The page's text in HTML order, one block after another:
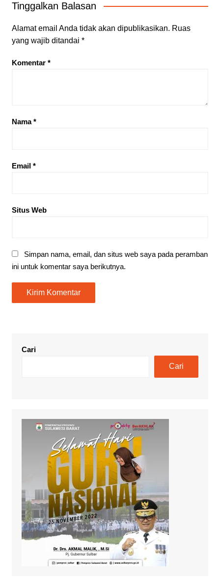
Tinggalkan Balasan
Alamat email Anda tidak akan dipublikasikan. Ruas
yang wajib ditandai *
Komentar *
Nama*
Email *
Situs Web
Simpan nama, email, dan situs web saya pada peramban
ini untuk komentar saya berikutnya.
Cari
Cari